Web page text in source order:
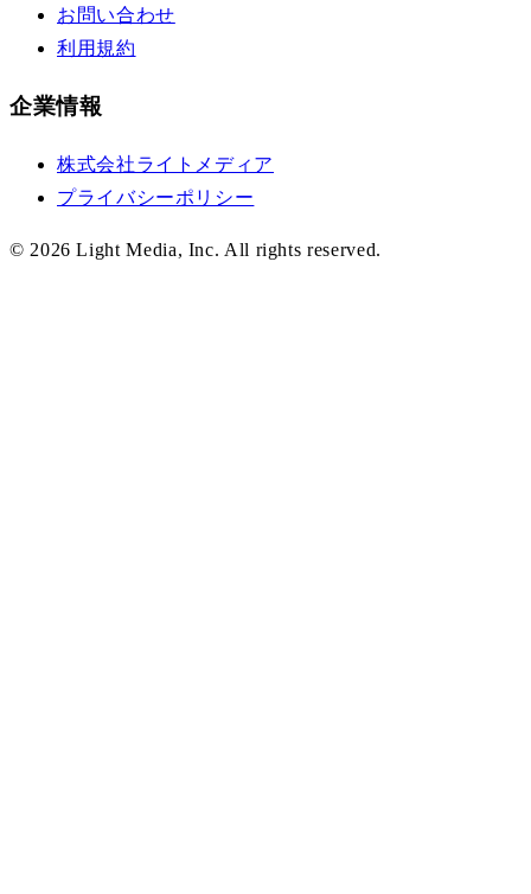
お問い合わせ
利用規約
企業情報
株式会社ライトメディア
プライバシーポリシー
© 2026 Light Media, Inc. All rights reserved.